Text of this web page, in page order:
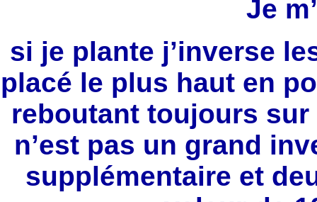
Je
si je plante j’inverse
placé le plus haut en
reboutant toujours sur
n’est pas un grand
supplémentaire et